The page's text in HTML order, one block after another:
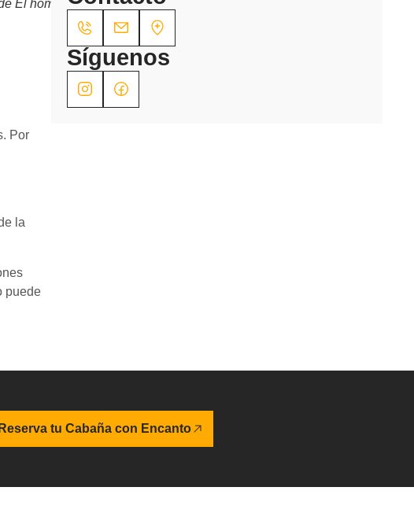
El hombre
Por
la
puede
Síguenos
Reserva tu Cabaña con Encanto